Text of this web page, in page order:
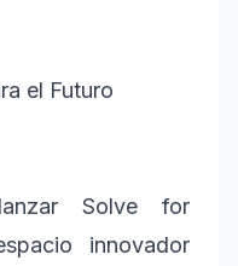
el Futuro
Solve for
innovador